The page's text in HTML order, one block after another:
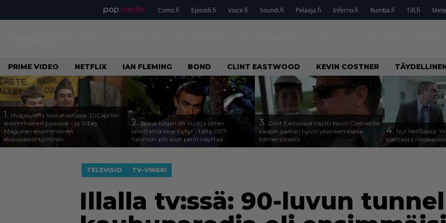
Como.fi Episodi.fi Voice.fi Soundi.fi Pelaaja.fi Inferno.fi Rumba.fi Tilt.fi
PRIME VIDEO NETFLIX IAN FLEMING BOND CLINT EASTWOOD KEVIN COSTNER
1. Huippuleffa suoratoistossa: DiCaprion
ensimmäinen päärooli – ja Tobey
Maguiren ensimmäinen
elokuvaesiintyminen
2.Bond-luojan 68 vuotta sitten
lähettämä kirje löytyi – tältä 007-
hahmon piti alun perin näyttää
3. Clint Eastwood näytti Kevin Costnerille
kaapin paikan hyvin yksinkertaisella
toimenpiteellä
4. Nyt Netflixissä:
parhaista
TELEVISIO TV-VINKKI
Illalla tv:ssä: 90-luvun